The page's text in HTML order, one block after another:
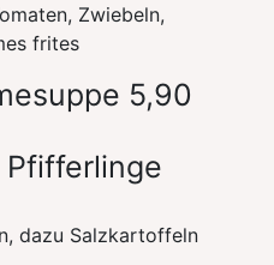
Zwiebeln,
frites
5,90
dazu Salzkartoffeln